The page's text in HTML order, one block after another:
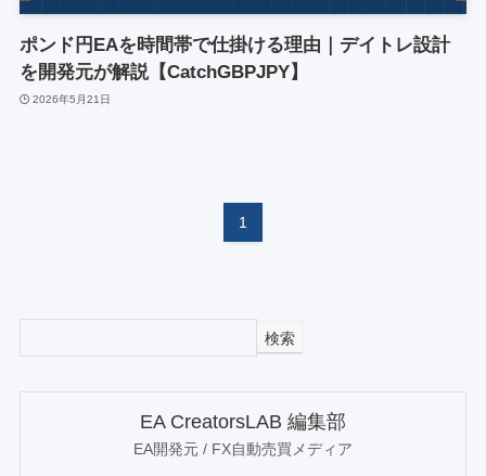
ポンド円EAを時間帯で仕掛ける理由｜デイトレ設計
を開発元が解説【CatchGBPJPY】
2026年5月21日
1
検索
EA CreatorsLAB 編集部
EA開発元 / FX自動売買メディア